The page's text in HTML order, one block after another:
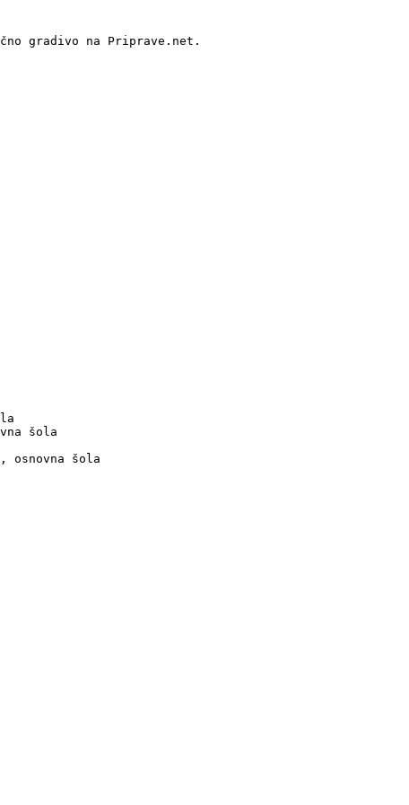
gradivo na Priprave.net.
šola
šola